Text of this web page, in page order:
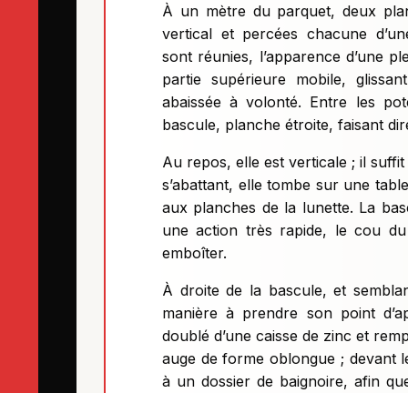
À un mètre du parquet, deux
vertical et percées chacune
sont réunies, l’apparence d’une
partie supérieure mobile,
abaissée à volonté. Entre les
bascule, planche étroite, faisant
Au repos, elle est verticale ; il
s’abattant, elle tombe sur une
aux planches de la lunette. La
une action très rapide, le cou
emboîter.
À droite de la bascule, et
manière à prendre son point
doublé d’une caisse de zinc et
auge de forme oblongue ; devant
à un dossier de baignoire, afin